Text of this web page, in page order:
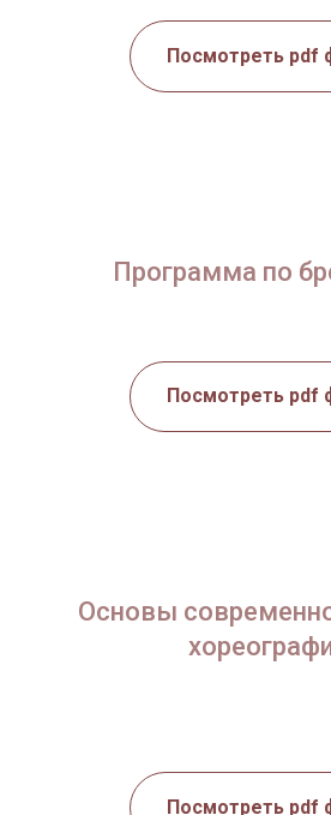
Посмотреть pdf
Программа по
Посмотреть pdf
Основы
Посмотреть pdf